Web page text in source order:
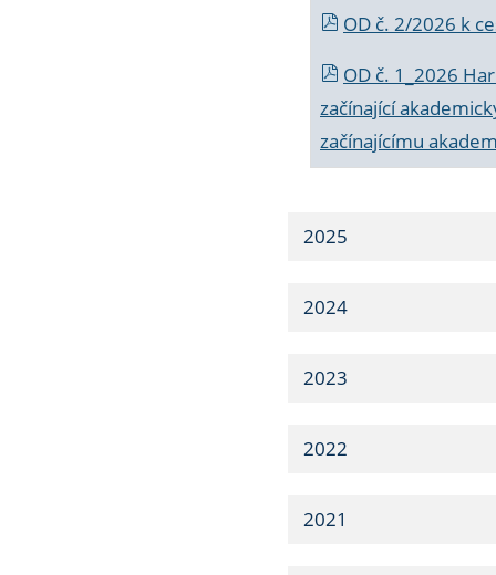
OD č. 2/2026 k
OD č. 1_2026
začínající
začínajícímu
2025
2024
2023
2022
2021